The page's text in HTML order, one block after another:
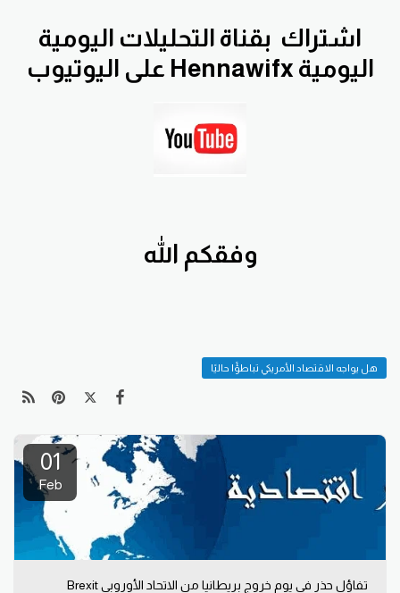
اشتراك بقناة التحليلات اليومية
اليومية Hennawifx على اليوتيوب
وفقكم الله
هل يواجه الاقتصاد الأمريكي تباطؤًا حاليًا
01
Feb
تفاؤل حذر في يوم خروج بريطانيا من الاتحاد الأوروبي Brexit